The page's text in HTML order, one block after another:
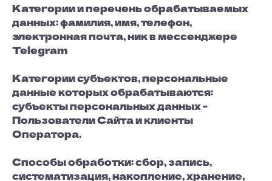
Категории и перечень обрабатываемых
данных: фамилия, имя, телефон,
электронная почта, ник в мессенджере
Telegram
Категории субъектов, персональные
данные которых обрабатываются:
субъекты персональных данных -
Пользователи Сайта и клиенты
Оператора.
Способы обработки: сбор, запись,
систематизация, накопление, хранение,